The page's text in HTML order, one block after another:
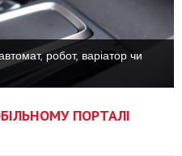
робот, варіатор чи
ПОРТАЛІ